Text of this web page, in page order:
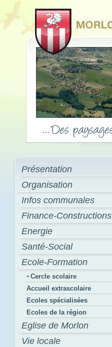
Présentation
Organisation
Infos communales
Finance-Constructions
Energie
Santé-Social
Ecole-Formation
Cercle scolaire
Accueil extrascolaire
Ecoles spécialisées
Ecoles de la région
Eglise de Morlon
Vie locale